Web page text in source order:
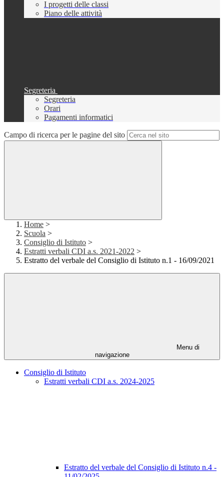
I progetti delle classi
Piano delle attività
Segreteria
Segreteria
Orari
Pagamenti informatici
Campo di ricerca per le pagine del sito
Home >
Scuola >
Consiglio di Istituto >
Estratti verbali CDI a.s. 2021-2022 >
Estratto del verbale del Consiglio di Istituto n.1 - 16/09/2021
Menu di
navigazione
Consiglio di Istituto
Estratti verbali CDI a.s. 2024-2025
Estratto del verbale del Consiglio di Istituto n.4 -